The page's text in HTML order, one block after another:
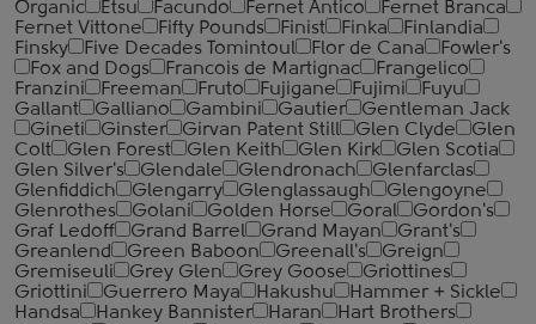
Organic
Etsu Facundo Fernet Antico
Fernet Branca
Fernet Vittone
Fifty Pounds Finist Finka
Finlandia
Finsky
Five Decades Tomintoul Flor de Cana
Fowler's
Fox and Dogs
Francois de Martignac
Frangelico
Franzini
Freeman Fruto Fujigane Fujimi
Fuyu
Gallant
Galliano Gambini Gautier
Gentleman Jack
Gineti
Ginster Girvan Patent Still Glen Clyde
Glen
Colt
Glen Forest Glen Keith Glen Kirk
Glen Scotia
Glen Silver's
Glendale Glendronach
Glenfarclas
Glenfiddich
Glengarry Glenglassaugh
Glengoyne
Glenrothes
Golani Golden Horse Goral
Gordon's
Graf Ledoff
Grand Barrel Grand Mayan
Grant's
Greanlend
Green Baboon Greenall's
Greign
Gremiseuli
Grey Glen Grey Goose
Griottines
Griottini
Guerrero Maya Hakushu
Hammer + Sickle
Handsa
Hankey Bannister Haran
Hart Brothers